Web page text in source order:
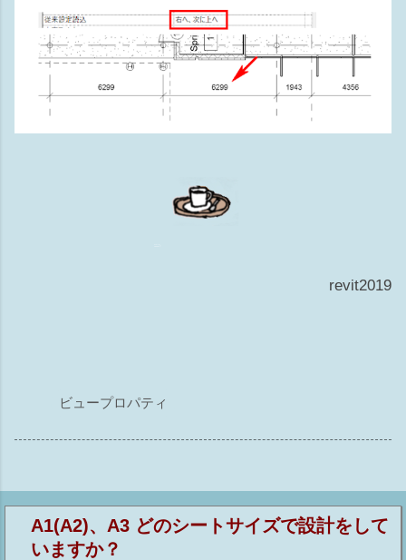
revit2019
ビュープロパティ
A1(A2)、A3 どのシートサイズで設計をして
いますか？